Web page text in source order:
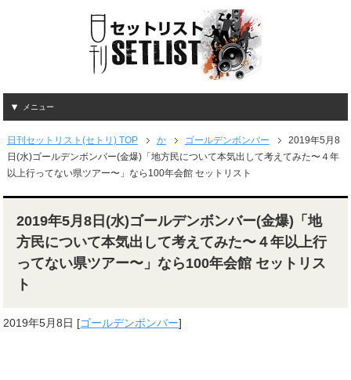
メニュー
日刊セットリスト(セトリ) TOP か ゴールデンボンバー
2019年5月8
日(水)ゴールデンボンバー(金爆)「地方民について本気出して考えてみた〜４年
以上行ってない県ツアー〜」なら100年会館 セットリスト
2019年5月8日(水)ゴールデンボンバー(金爆)「地
方民について本気出して考えてみた〜４年以上行
ってない県ツアー〜」なら100年会館 セットリス
ト
2019年5月8日 [ゴールデンボンバー]